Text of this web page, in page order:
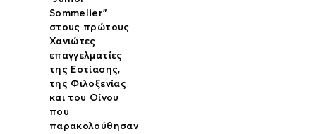
Sommelier”
στους πρώτους
Χανιώτες
επαγγελματίες
της Εστίασης,
της Φιλοξενίας
και του Οίνου
που
παρακολούθησαν